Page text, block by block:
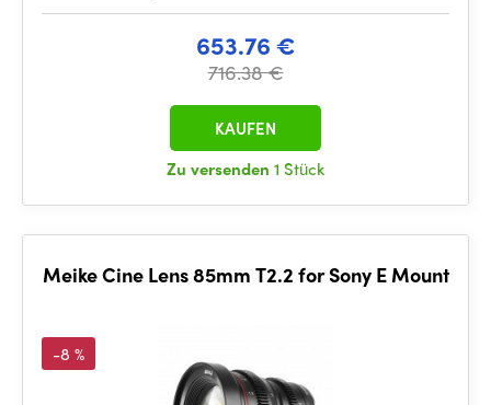
653.76 €
716.38 €
Zu versenden 1 Stück
KAUFEN
Meike Cine Lens 85mm T2.2 for Sony E Mount
-8 %